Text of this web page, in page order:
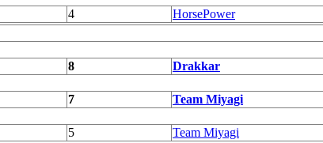
4 HorsePower
8 Drakkar
7 Team Miyagi
5 Team Miyagi